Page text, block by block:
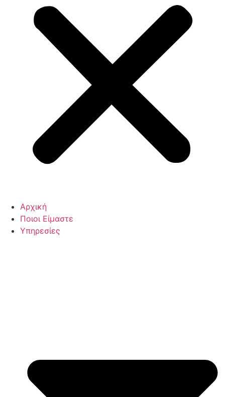
Αρχική
Ποιοι Είμαστε
Υπηρεσίες